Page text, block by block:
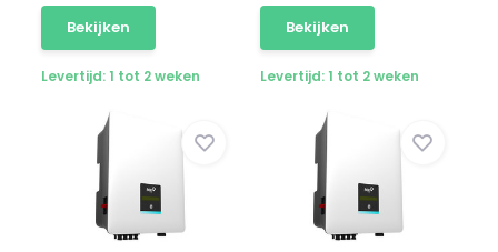
Bekijken
Levertijd: 1 tot 2 weken
Bekijken
Levertijd: 1 tot 2 weken